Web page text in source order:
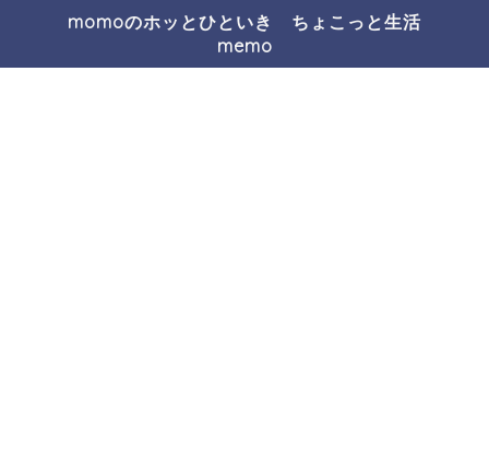
momoのホッとひといき ちょこっと生活
memo